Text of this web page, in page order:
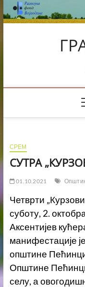
Skip
to
content
СРЕМ
СУТРА
01.10.2021
Четврти
суботу, 2.
Аксентијев
манифестације
општине
Општине
селу, а